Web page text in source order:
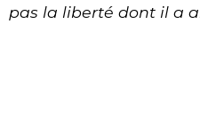
pas la liberté dont il a